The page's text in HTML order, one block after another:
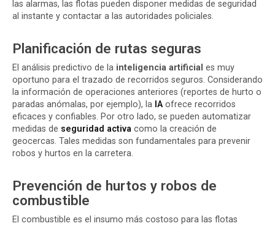
las alarmas, las flotas pueden disponer medidas de seguridad
al instante y contactar a las autoridades policiales.
Planificación de rutas seguras
El análisis predictivo de la inteligencia artificial es muy
oportuno para el trazado de recorridos seguros. Considerando
la información de operaciones anteriores (reportes de hurto o
paradas anómalas, por ejemplo), la IA ofrece recorridos
eficaces y confiables. Por otro lado, se pueden automatizar
medidas de seguridad activa como la creación de
geocercas. Tales medidas son fundamentales para prevenir
robos y hurtos en la carretera.
Prevención de hurtos y robos de
combustible
El combustible es el insumo más costoso para las flotas